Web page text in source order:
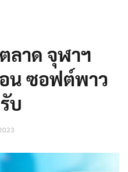
ลาด จุฬาฯ
น ซอฟต์พาว
บ